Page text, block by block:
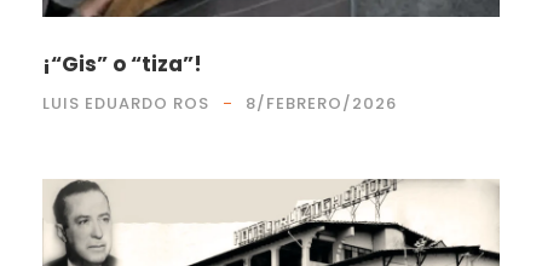
¡“Gis” o “tiza”!
LUIS EDUARDO ROS 8/FEBRERO/2026